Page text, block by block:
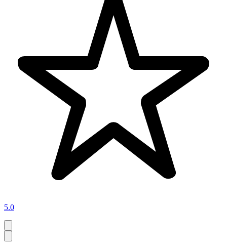
5.0